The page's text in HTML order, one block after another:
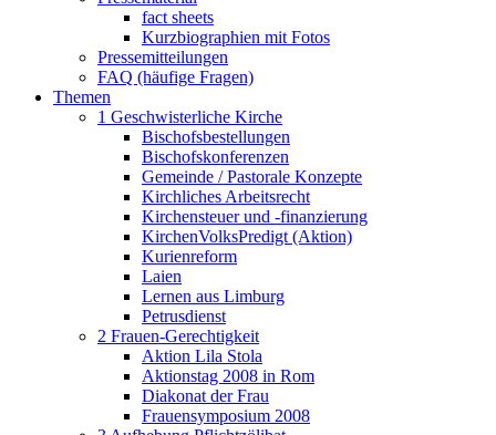
fact sheets
Kurzbiographien mit Fotos
Pressemitteilungen
FAQ (häufige Fragen)
Themen
1 Geschwisterliche Kirche
Bischofsbestellungen
Bischofskonferenzen
Gemeinde / Pastorale Konzepte
Kirchliches Arbeitsrecht
Kirchensteuer und -finanzierung
KirchenVolksPredigt (Aktion)
Kurienreform
Laien
Lernen aus Limburg
Petrusdienst
2 Frauen-Gerechtigkeit
Aktion Lila Stola
Aktionstag 2008 in Rom
Diakonat der Frau
Frauensymposium 2008